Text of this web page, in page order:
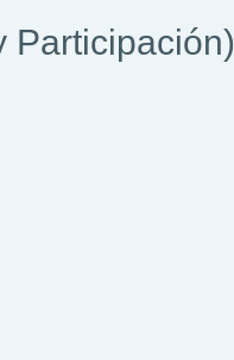
Participación)